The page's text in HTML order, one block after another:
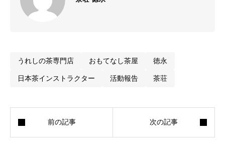
うれしの茶専門店 おもてなし茶屋 徳永
日本茶インストラクター 活動報告 茶荘